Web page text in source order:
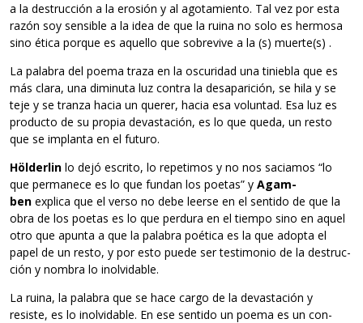
a la des­truc­ción a la ero­sión y al ago­ta­miento. Tal vez por esta
razón soy sen­si­ble a la idea de que la ruina no solo es her­mosa
sino ética por­que es aque­llo que sobre­vive a la (s) muerte(s) .
La pala­bra del poema traza en la oscu­ri­dad una tinie­bla que es
más clara, una dimi­nuta luz con­tra la desa­pa­ri­ción, se hila y se
teje y se tranza hacia un que­rer, hacia esa volun­tad. Esa luz es
pro­ducto de su pro­pia devas­ta­ción, es lo que queda, un resto
que se implanta en el futuro.
Höl­der­lin lo dejó escrito, lo repe­ti­mos y no nos sacia­mos “lo
que per­ma­nece es lo que fun­dan los poe­tas” y Agam­
ben explica que el verso no debe leerse en el sen­tido de que la
obra de los poe­tas es lo que per­dura en el tiempo sino en aquel
otro que apunta a que la pala­bra poé­tica es la que adopta el
papel de un resto, y por esto puede ser tes­ti­mo­nio de la des­truc­
ción y nom­bra lo inolvidable.
La ruina, la pala­bra que se hace cargo de la devas­ta­ción y
resiste, es lo inol­vi­da­ble. En ese sen­tido un poema es un con­